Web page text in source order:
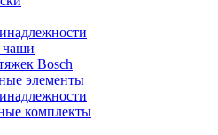
чаши
Bosch
элементы
комплекты